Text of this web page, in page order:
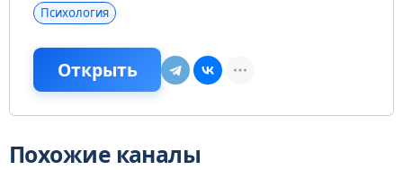
Психология
Открыть
Похожие каналы